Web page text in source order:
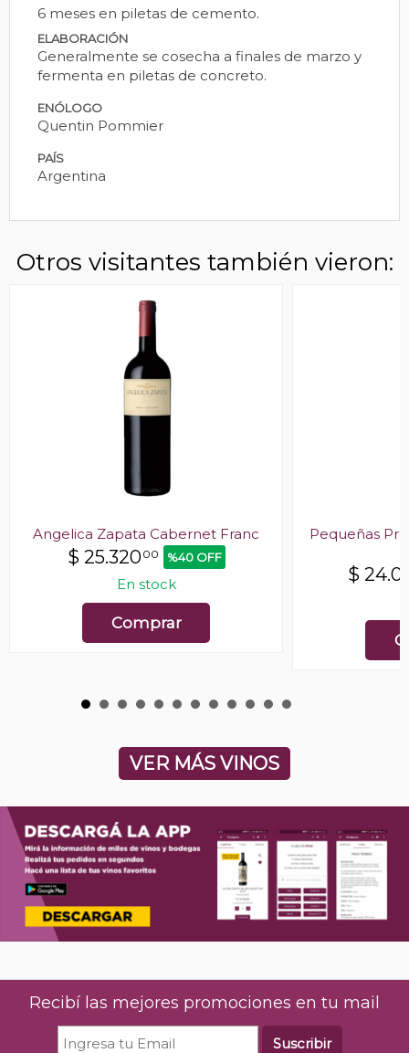
6 meses en piletas de cemento.
ELABORACIÓN
Generalmente se cosecha a finales de marzo y
fermenta en piletas de concreto.
ENÓLOGO
Quentin Pommier
PAÍS
Argentina
Otros visitantes también vieron:
Angelica Zapata Cabernet Franc
$ 25.32000 %40 OFF
En stock
Comprar
Pequeñas
$
VER MÁS VINOS
Recibí las mejores promociones en tu mail
Suscribir